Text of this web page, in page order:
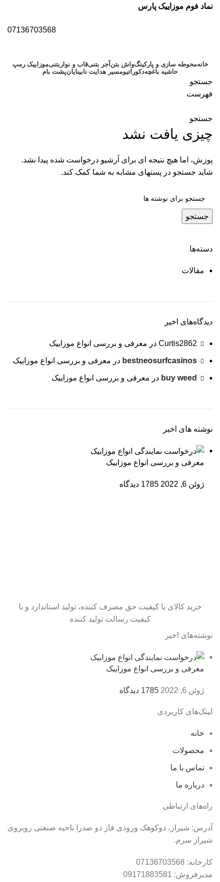
نماد فوم موزاییک پارس
07136703568
خانهمحوطه سازی و پارکینگواش بتن آجر بتنیقاب و نواربتنیموزاییک رمپ
حاشیه باغچهدکوراتیومسیر هدایت نابینایانپشت بام
جستجو
فهرست
جستجو
چیزی یافت نشد
پوزش، اما هیچ نتیجه ای برای آرشیو درخواست شده پیدا نشد.
شاید جستجو در پستهای مشابه به شما کمک کند.
جستجو
دسته‌ها
مقالات
دیدگاه‌های اخیر
Curtis2862 در معرفی و بررسی انواع موزاییک
bestneosurfcasinos در معرفی و بررسی انواع موزاییک
buy weed در معرفی و بررسی انواع موزاییک
نوشته های اخیر
معرفی و بررسی انواع موزاییک
ژوئن 6, 2022 1785 دیدگاه
خرید کالای با کیفیت حق مصرف کننده، تولید استاندارد و با
کیفیت رسالت تولید کننده
نوشته‌های اخیر
معرفی و بررسی انواع موزاییک
ژوئن 6, 2022 1785 دیدگاه
لینک‌های کاربردی
خانه
محصولات
تماس با ما
درباره ما
راه‌های ارتباطی
آدرس: شیراز، دوکوهک ورودی فاز دو صدرا ناحیه صنعتی روبروی
شیراز سرم.
کارخانه: 07136703568
مدیرفروش: 09171883581